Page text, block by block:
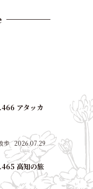
アタッカ
歩 2026.07.29
高知の旅